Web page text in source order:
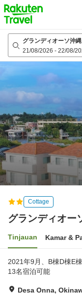
to
top
page
グランディオーソ沖
21/08/2026 - 22/08/
Cottage
グランディオ
Tinjauan Kamar &
2021年9月、B棟D棟E
13名宿泊可能
Desa Onna,